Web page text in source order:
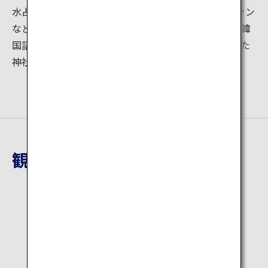
水占みくじに記載されているQRコードをスマートフォン
などで読み込むと、英語、中国語の簡体字と繁体字、韓
国語からご希望の言語による翻訳を表示できます。また
神社の本宮境内はWi-Fiが完備されています。
観光地詳細